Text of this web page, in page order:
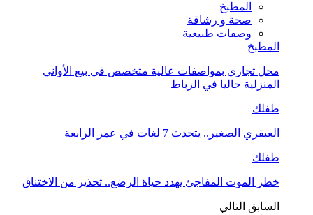
المطبخ
صحة و رشاقة
وصفات طبيعية
المطبخ
محل تجاري بمواصفات عالية متخصص في بيع الأواني
المنزلية حاليا في الرباط
طفلك
العبقري الصغير.. يتحدث 7 لغات في عمر الرابعة
طفلك
خطر الموت المفاجئ يهدد حياة الرضع.. تحذير من الاختناق
السابق التالي